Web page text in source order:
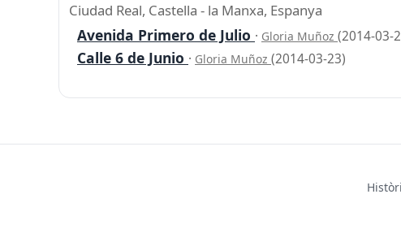
Ciudad Real, Castella - la Manxa, Espanya
Avenida Primero de Julio · Gloria Muñoz (2014-03-
Calle 6 de Junio · Gloria Muñoz (2014-03-23)